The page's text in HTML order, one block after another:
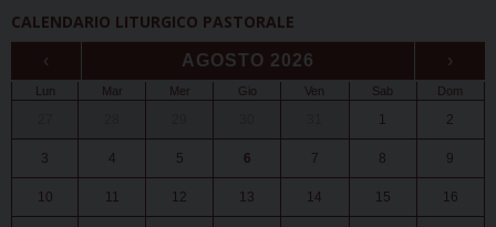
CALENDARIO LITURGICO PASTORALE
‹ AGOSTO 2026 ›
Lun Mar Mer Gio Ven Sab Dom
1 2
3 4 5 6 7 8 9
10 11 12 13 14 15 16